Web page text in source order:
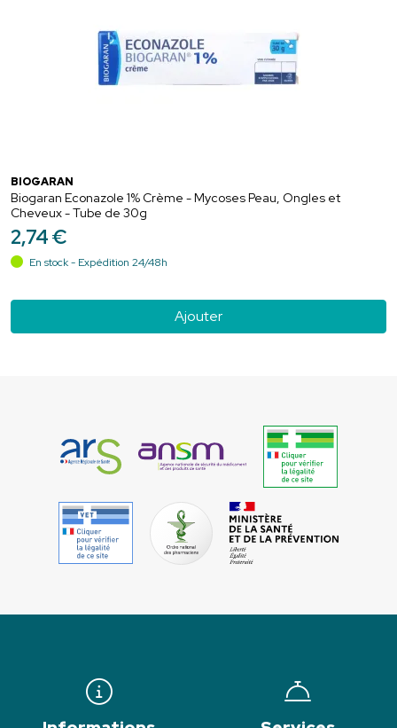
BIOGARAN
Biogaran Econazole 1% Crème - Mycoses Peau, Ongles et
Cheveux - Tube de 30g
2,74€
En stock - Expédition 24/48h
Ajouter